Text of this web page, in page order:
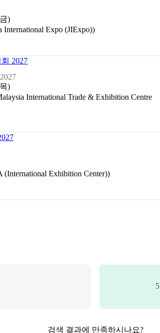
)
Expo (JIExpo))
2027
)
International Trade & Exhibition Centre
Exhibition Center))
5
검색 결과에 만족하시나요?